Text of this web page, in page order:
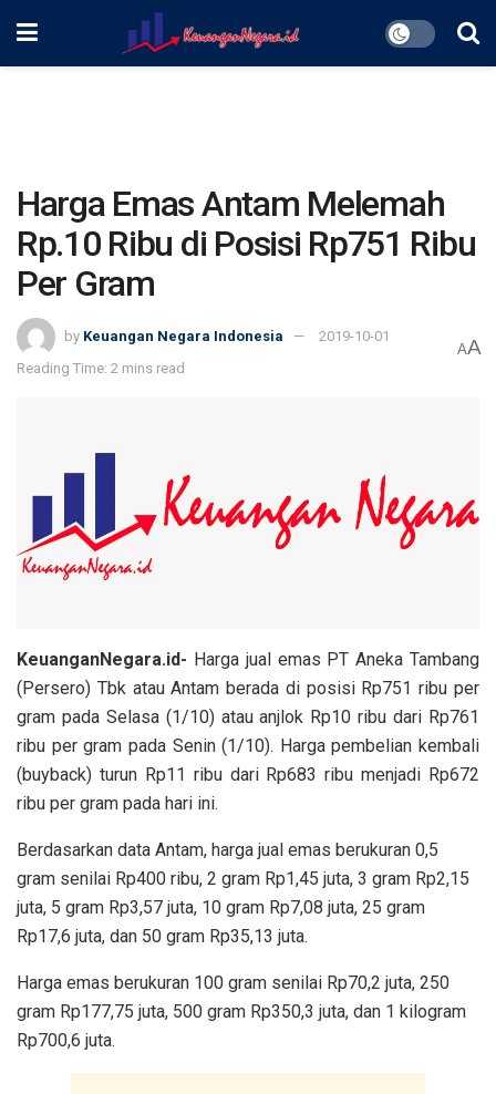
Harga Emas Antam Melemah
Rp.10 Ribu di Posisi Rp751 Ribu
Per Gram
by Keuangan Negara Indonesia
2019-10-01
Reading Time: 2 mins read
AA
KeuanganNegara.id- Harga jual emas PT Aneka Tambang
(Persero) Tbk atau Antam berada di posisi Rp751 ribu per
gram pada Selasa (1/10) atau anjlok Rp10 ribu dari Rp761
ribu per gram pada Senin (1/10). Harga pembelian kembali
(buyback) turun Rp11 ribu dari Rp683 ribu menjadi Rp672
ribu per gram pada hari ini.
Berdasarkan data Antam, harga jual emas berukuran 0,5
gram senilai Rp400 ribu, 2 gram Rp1,45 juta, 3 gram Rp2,15
juta, 5 gram Rp3,57 juta, 10 gram Rp7,08 juta, 25 gram
Rp17,6 juta, dan 50 gram Rp35,13 juta.
Harga emas berukuran 100 gram senilai Rp70,2 juta, 250
gram Rp177,75 juta, 500 gram Rp350,3 juta, dan 1 kilogram
Rp700,6 juta.